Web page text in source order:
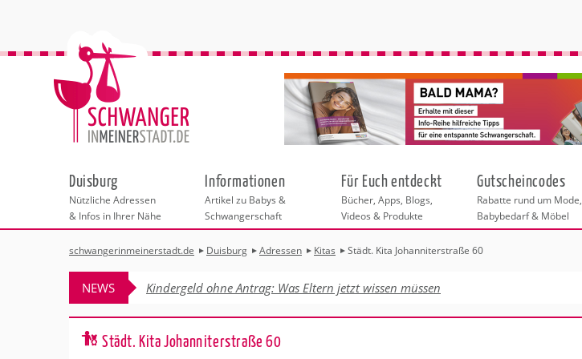
Duisburg
Nützliche Adressen
& Infos in Ihrer Nähe
Städteauswahl
Adressen
Hebammen
Geburtshäuser
Frauenärzte
Behördengänge &
Checklisten
Beratungsstellen
Kinderwunschzentren Frankfurt
Schwangerschaftskurse
Erste Hilfe & Beratung
Rückbildung
Shopping
Wellness & Gesundheit
Fotografie & Dienstleistungen
Informationen
Artikel zu Babys &
Schwangerschaft
Für Euch entdeckt
Bücher, Apps, Blogs,
Videos & Produkte
Gutscheincodes
Rabatte rund um Mode,
Babybedarf & Möbel
schwangerinmeinerstadt.de Duisburg Adressen Kitas Städt. Kita Johanniterstraße 60
NEWS Kindergeld ohne Antrag: Was Eltern jetzt wissen müssen
Städt. Kita Johanniterstraße 60